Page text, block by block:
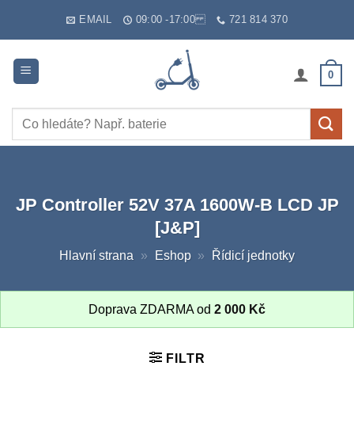
EMAIL 09:00 -17:00 721 814 370
0
Hledat:
JP Controller 52V 37A 1600W-B LCD JP
[J&P]
Hlavní strana » Eshop » Řídicí jednotky
Doprava ZDARMA od 2 000 Kč
FILTR